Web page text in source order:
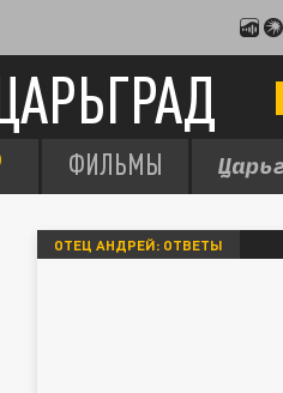
ФИЛЬМЫ
ОТЕЦ АНДРЕЙ: ОТВЕТЫ